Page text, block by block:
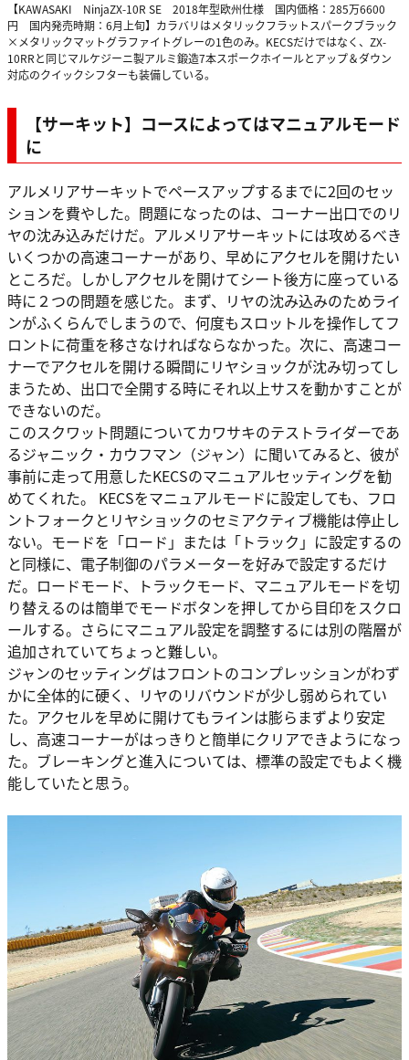
【KAWASAKI NinjaZX-10R SE 2018年型欧州仕様 国内価格：285万6600
円 国内発売時期：6月上旬】カラバリはメタリックフラットスパークブラック
×メタリックマットグラファイトグレーの1色のみ。KECSだけではなく、ZX-
10RRと同じマルケジーニ製アルミ鍛造7本スポークホイールとアップ＆ダウン
対応のクイックシフターも装備している。
【サーキット】コースによってはマニュアルモード
に
アルメリアサーキットでペースアップするまでに2回のセッ
ションを費やした。問題になったのは、コーナー出口でのリ
ヤの沈み込みだけだ。アルメリアサーキットには攻めるべき
いくつかの高速コーナーがあり、早めにアクセルを開けたい
ところだ。しかしアクセルを開けてシート後方に座っている
時に２つの問題を感じた。まず、リヤの沈み込みのためライ
ンがふくらんでしまうので、何度もスロットルを操作してフ
ロントに荷重を移さなければならなかった。次に、高速コー
ナーでアクセルを開ける瞬間にリヤショックが沈み切ってし
まうため、出口で全開する時にそれ以上サスを動かすことが
できないのだ。
このスクワット問題についてカワサキのテストライダーであ
るジャニック・カウフマン（ジャン）に聞いてみると、彼が
事前に走って用意したKECSのマニュアルセッティングを勧
めてくれた。 KECSをマニュアルモードに設定しても、フロ
ントフォークとリヤショックのセミアクティブ機能は停止し
ない。モードを「ロード」または「トラック」に設定するの
と同様に、電子制御のパラメーターを好みで設定するだけ
だ。ロードモード、トラックモード、マニュアルモードを切
り替えるのは簡単でモードボタンを押してから目印をスクロ
ールする。さらにマニュアル設定を調整するには別の階層が
追加されていてちょっと難しい。
ジャンのセッティングはフロントのコンプレッションがわず
かに全体的に硬く、リヤのリバウンドが少し弱められてい
た。アクセルを早めに開けてもラインは膨らまずより安定
し、高速コーナーがはっきりと簡単にクリアできようになっ
た。ブレーキングと進入については、標準の設定でもよく機
能していたと思う。